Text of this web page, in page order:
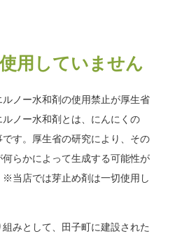
用していません
ノー水和剤の使用禁止が厚生省
ノー水和剤とは、にんにくの
す。厚生省の研究により、その
らかによって生成する可能性が
当店では芽止め剤は一切使用し
みとして、田子町に建設された